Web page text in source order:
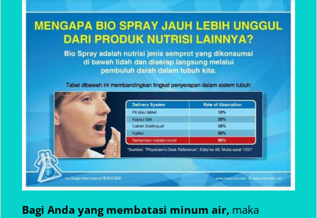
Bagi Anda yang membatasi minum air, maka